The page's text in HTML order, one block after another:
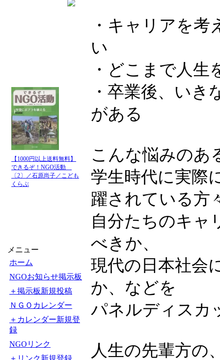
【1000円以上送料無料】
できるぞ！NGO活動
〔2〕／石原尚子／こども
くらぶ
メニュー
ホーム
NGOお知らせ掲示板
＋掲示板新規投稿
ＮＧＯカレンダー
＋カレンダー新規登
録
NGOリンク
＋リンク新規登録
・キャリアを
い
・どこまで人
・卒業後、い
がある
こんな悩みのあ
学生時代に実際
躍されている方
自分たちのキャ
べきか、
現代の日本社会
か、などを
パネルディスカ
人生の先輩方の